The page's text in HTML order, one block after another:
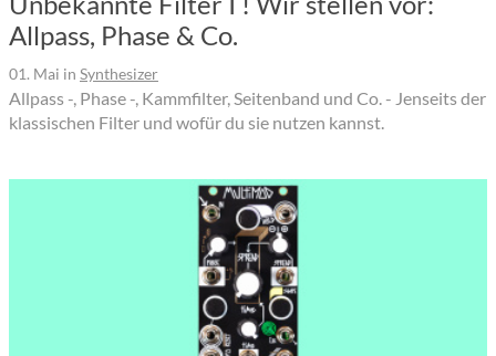
Allpass, Phase & Co.
01. Mai in Synthesizer
Allpass -, Phase -, Kammfilter, Seitenband und Co. - Jenseits der
klassischen Filter und wofür du sie nutzen kannst.